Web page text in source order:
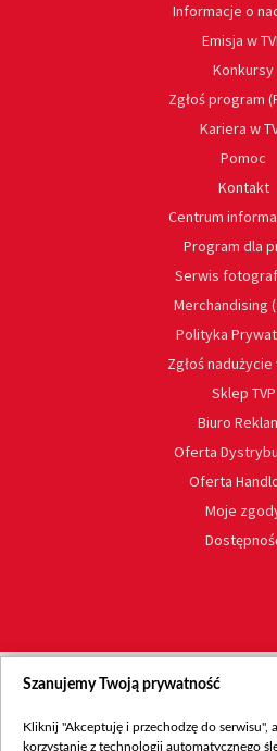
Informacje o
Emisja w
Konkursy
Zgłoś program
Kariera w
Pomoc
Kontakt
Centrum
Program dla
Serwis
Merchandising
Polityka
Zgłoś
Sklep TVP
Biuro
Oferta
Oferta
Moje
Szanujemy Twoją prywatność
Kliknij "Akceptuję i przechodzę do serwisu",
korzystanie z technologii automatycznego